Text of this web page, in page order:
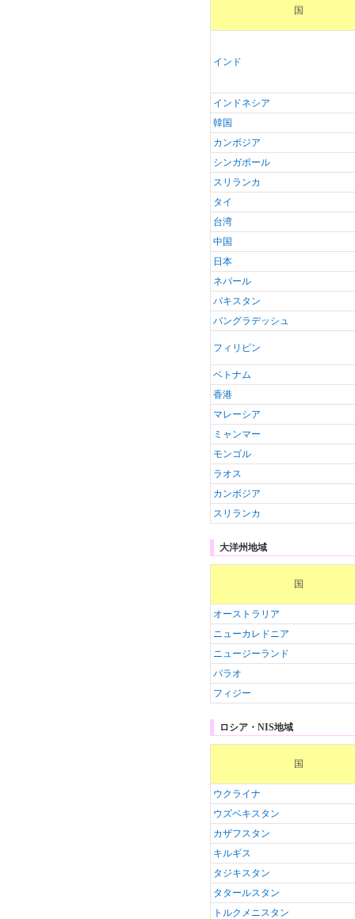
国
インド
インドネシア
韓国
カンボジア
シンガポール
スリランカ
タイ
台湾
中国
日本
ネパール
パキスタン
バングラデッシュ
フィリピン
ベトナム
香港
マレーシア
ミャンマー
モンゴル
ラオス
カンボジア
スリランカ
大洋州地域
国
オーストラリア
ニューカレドニア
ニュージーランド
パラオ
フィジー
ロシア・NIS地域
国
ウクライナ
ウズベキスタン
カザフスタン
キルギス
タジキスタン
タタールスタン
トルクメニスタン